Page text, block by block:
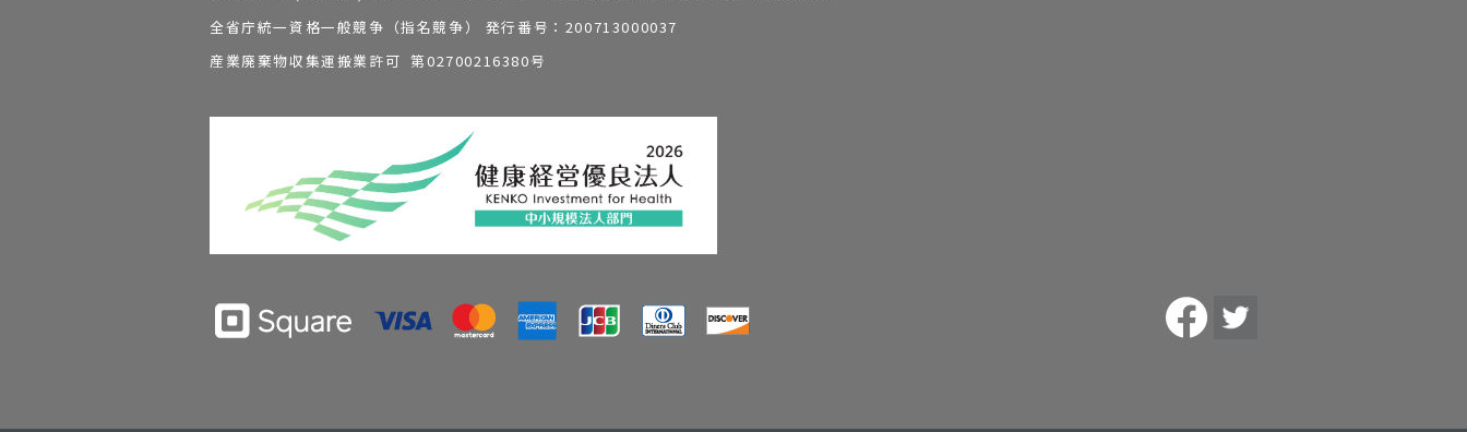
全省庁統一資格一般競争（指名競争） 発行番号：200713000037
産業廃棄物収集運搬業許可 第02700216380号